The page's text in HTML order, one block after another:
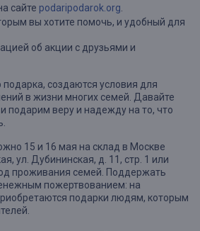
сайте podaripodarok.org
вы хотите помочь, и удобный для
об акции с друзьями и
создаются условия для
в жизни многих семей. Давайте
подарим веру и надежду на то, что
15 и 16 мая на склад в Москве
ул. Дубининская, д. 11, стр. 1 или
проживания семей. Поддержать
пожертвованием: на
подарки людям, которым